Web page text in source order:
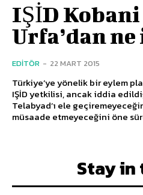
IŞİD Kobani
Urfa’dan
EDITÖR - 22 MART 2015
Türkiye’ye yönelik bir eylem
IŞİD yetkilisi, ancak iddia
Telabyad’ı ele
müsaade etmeyeceğini öne
Stay in